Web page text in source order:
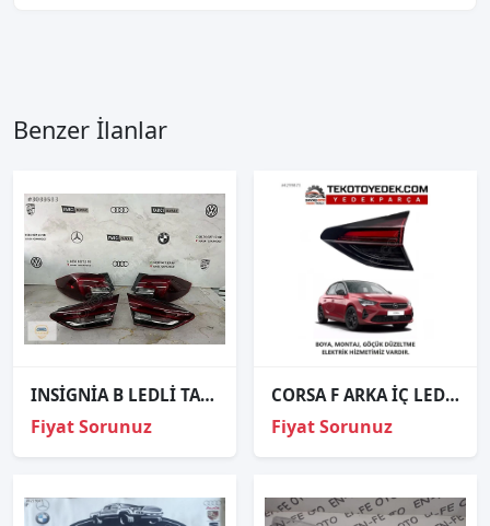
Benzer İlanlar
INSİGNİA B LEDLİ TAKIM STOP SIFIR İTHAL
Fiyat Sorunuz
CORSA F ARKA İÇ LEDLİ STOP SAĞ SOL 2019 2020 2021 2022 2023
Fiyat Sorunuz